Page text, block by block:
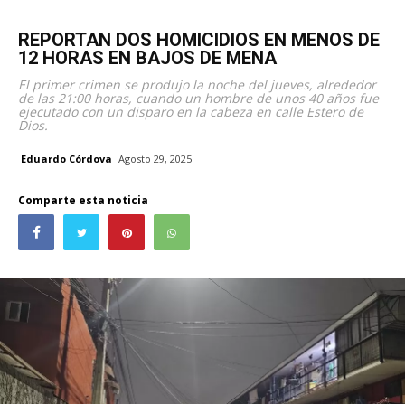
REPORTAN DOS HOMICIDIOS EN MENOS DE
12 HORAS EN BAJOS DE MENA
El primer crimen se produjo la noche del jueves, alrededor
de las 21:00 horas, cuando un hombre de unos 40 años fue
ejecutado con un disparo en la cabeza en calle Estero de
Dios.
Eduardo Córdova Agosto 29, 2025
Comparte esta noticia